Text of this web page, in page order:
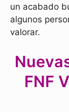
un acabado
algunos
valorar.
FNF